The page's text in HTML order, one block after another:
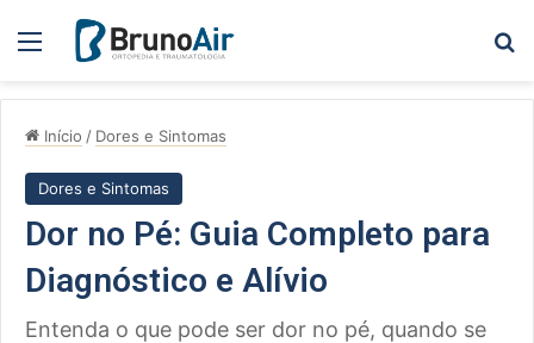
Menu
Início / Dores e Sintomas
Dores e Sintomas
Dor no Pé: Guia Completo para
Diagnóstico e Alívio
Entenda o que pode ser dor no pé, quando se